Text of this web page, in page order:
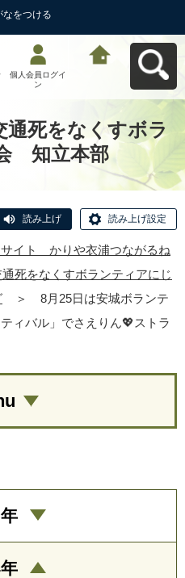
なをつける
個人会員ログイ
ン
通死をなくすボラ
知立本部
読み上げ 読み上げ設定
イト かりや衣浦つながるね
通死をなくすボランティアにじ
＞
8月25日は安城ボランテ
ィバル」でさえりん💖ストラ